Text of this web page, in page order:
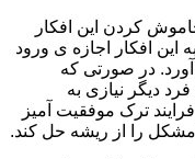
کردن این افکار
افکار اجازه ی ورود
در صورتی که
دیگر نیازی به
فرایند ترک موفقیت آمیز
مشکل را از ریشه حل کند.